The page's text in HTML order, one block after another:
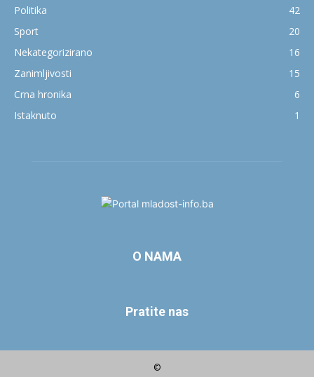
Politika
42
Sport
20
Nekategorizirano
16
Zanimljivosti
15
Crna hronika
6
Istaknuto
1
O NAMA
Pratite nas
©